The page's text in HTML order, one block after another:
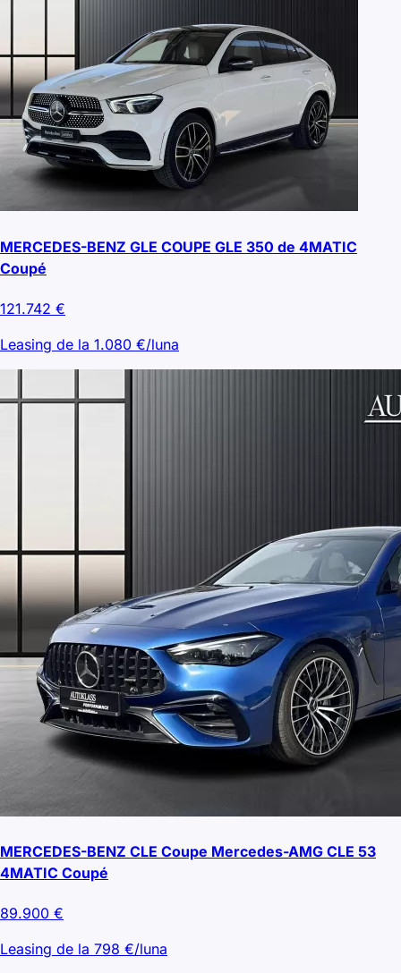
MERCEDES-BENZ GLE COUPE GLE 350 de 4MATIC
Coupé
121.742 €
Leasing de la 1.080 €/luna
MERCEDES-BENZ CLE Coupe Mercedes-AMG CLE 53
4MATIC Coupé
89.900 €
Leasing de la 798 €/luna